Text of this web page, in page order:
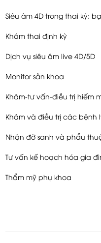
Siêu âm 4D trong thai kỳ:
Khám thai định kỳ
Dịch vụ siêu âm live 4D/5D
Monitor sản khoa
Khám-tư vấn-điều trị hiếm
Khám và điều trị các bệnh
Nhận đỡ sanh và phẩu
Tư vấn kế hoạch hóa gia
Thẩm mỹ phụ khoa